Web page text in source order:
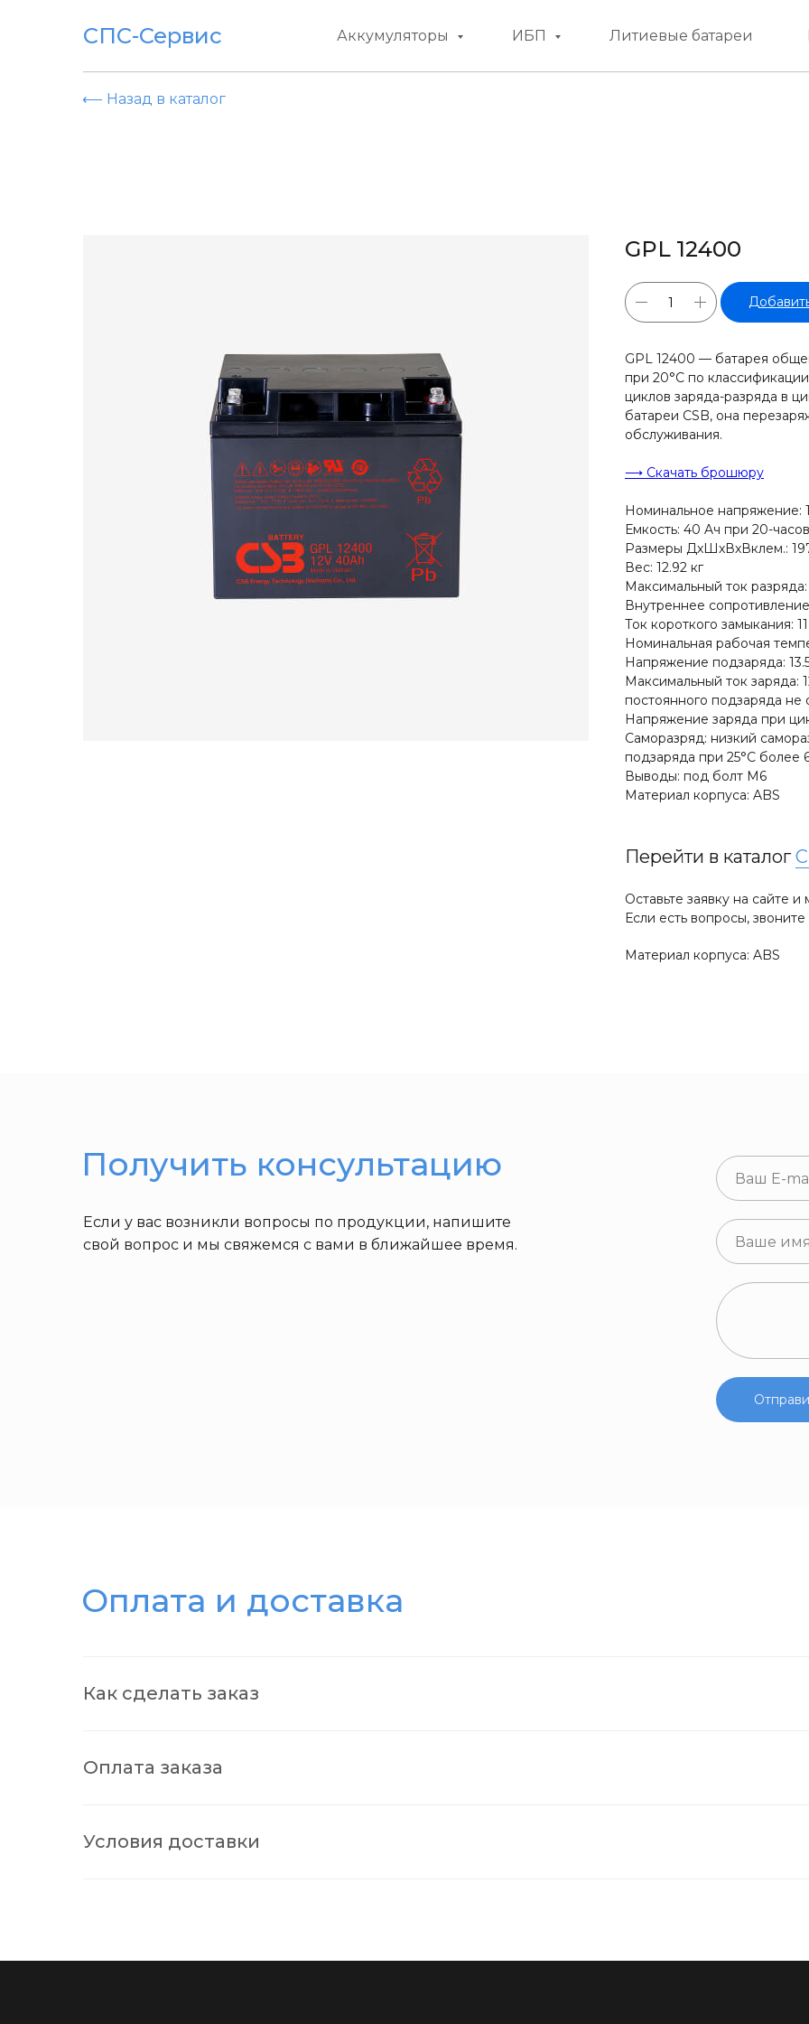
СПС-Сервис Аккумуляторы ИБП Литиевые батареи
⟵ Назад в каталог
GPL 12400
GPL 12400 — батарея
при 20°С по
циклов заряда-разряда в
батареи CSB, она
обслуживания.
⟶ Скачать брошюру
Номинальное напряжение:
Емкость: 40 Aч при 20-
Размеры ДxШxВxВклем.:
Вес: 12.92 кг
Максимальный ток
Внутреннее
Ток короткого замыкания:
Номинальная рабочая
Напряжение подзаряда:
Максимальный ток заряда:
постоянного подзаряда не
Напряжение заряда при
Саморазряд: низкий
подзаряда при 25°С более
Выводы: под болт M6
Материал корпуса: ABS
Перейти в каталог
Оставьте заявку на сайте
Если есть вопросы,
Материал корпуса: ABS
Если у вас возникли вопросы по продукции, напишите
свой вопрос и мы свяжемся с вами в ближайшее время.
Получить консультацию
Оплата и доставка
Как сделать заказ
Оплата заказа
Условия доставки